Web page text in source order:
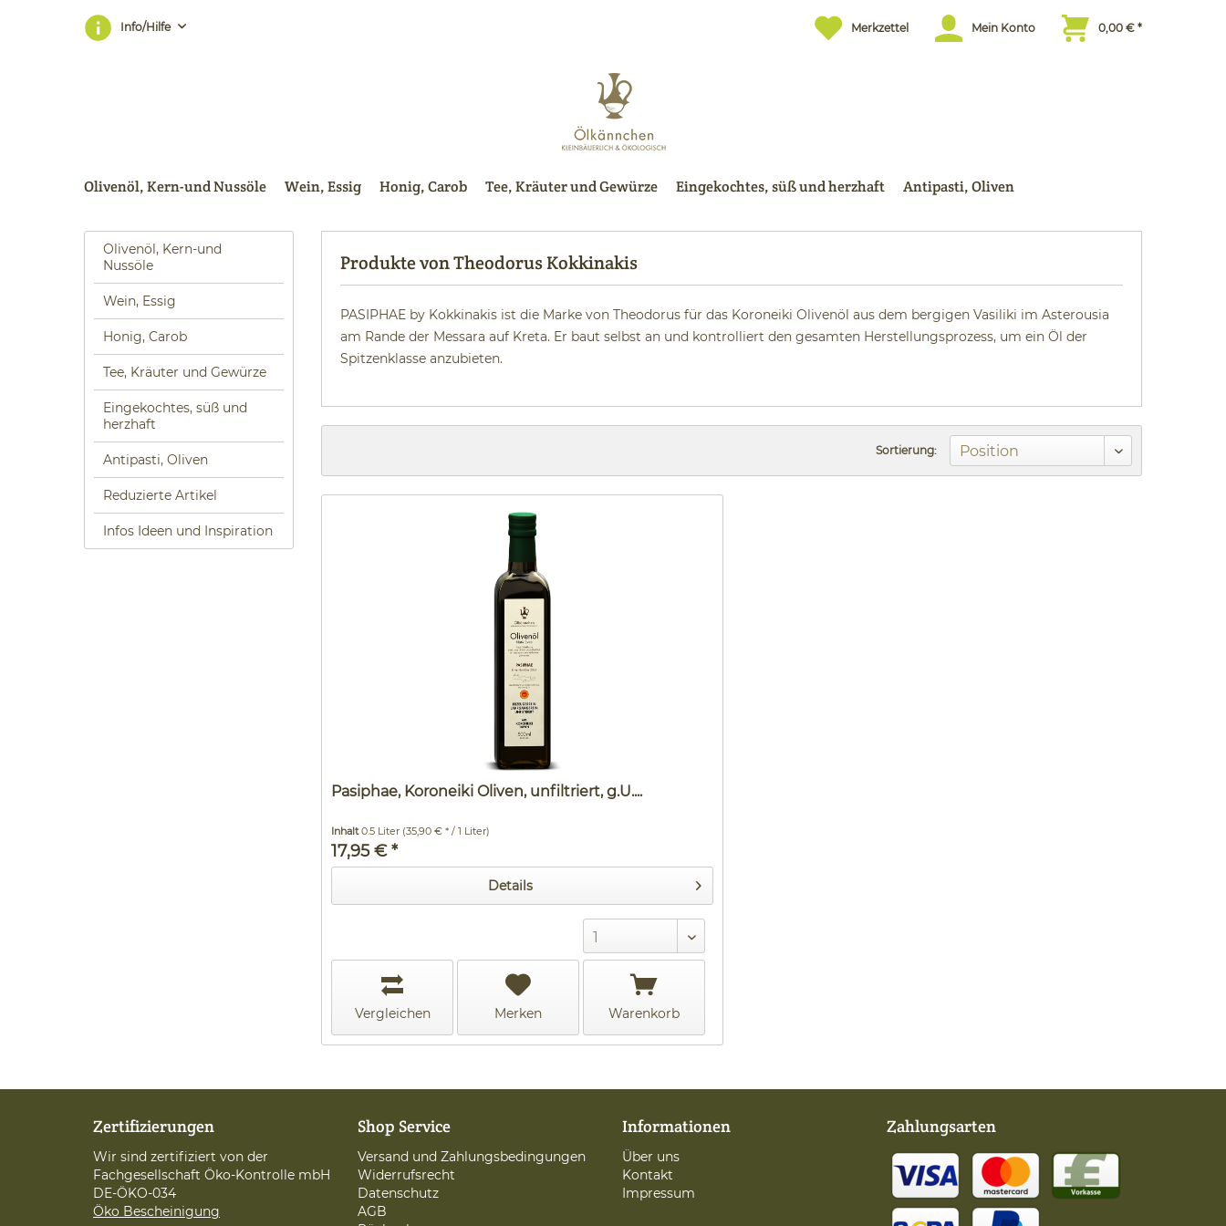
Info/Hilfe Merkzettel Mein Konto 0,00 € *
Olivenöl, Kern-und Nussöle Wein, Essig Honig, Carob Tee, Kräuter und Gewürze Eingekochtes, süß und herzhaft Antipasti, Oliven
Olivenöl, Kern-und
Nussöle
Wein, Essig
Honig, Carob
Tee, Kräuter und Gewürze
Eingekochtes, süß und
herzhaft
Antipasti, Oliven
Reduzierte Artikel
Infos Ideen und Inspiration
Produkte von Theodorus Kokkinakis
PASIPHAE by Kokkinakis ist die Marke von Theodorus für das Koroneiki Olivenöl aus dem bergigen Vasiliki im Asterousia
am Rande der Messara auf Kreta. Er baut selbst an und kontrolliert den gesamten Herstellungsprozess, um ein Öl der
Spitzenklasse anzubieten.
Sortierung:
Pasiphae, Koroneiki Oliven, unfiltriert, g.U....
Inhalt0.5 Liter (35,90 € * / 1 Liter)
17,95 € *
Details
Vergleichen Merken Warenkorb
Zertifizierungen
Wir sind zertifiziert von der
Fachgesellschaft Öko-Kontrolle mbH
DE-ÖKO-034
Öko Bescheinigung
Shop Service
Versand und Zahlungsbedingungen
Widerrufsrecht
Datenschutz
AGB
Informationen
Über uns
Kontakt
Impressum
Zahlungsarten